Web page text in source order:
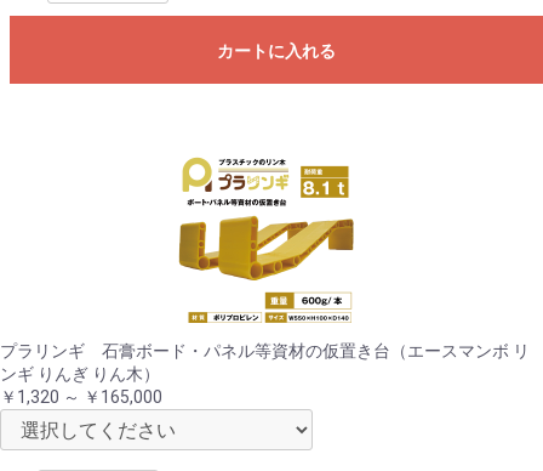
カートに入れる
プラリンギ 石膏ボード・パネル等資材の仮置き台（エースマンボ リ
ンギ りんぎ りん木）
￥1,320 ～ ￥165,000